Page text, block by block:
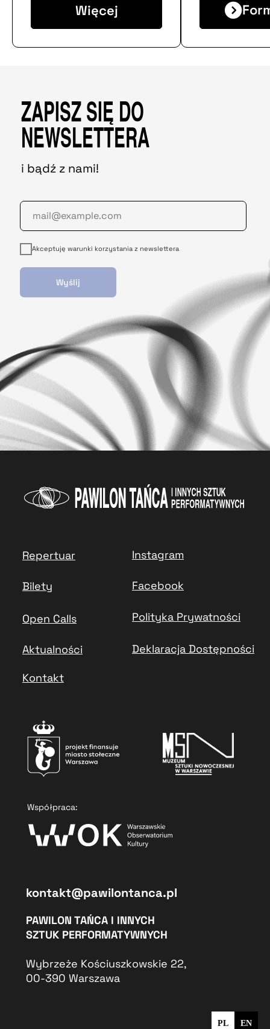
Więcej
ZAPISZ SIĘ DO
NEWSLETTERA
i bądź z nami!
Akceptuję warunki korzystania z newslettera
Wyślij
Repertuar
kontakt@pawilontanca.pl
PAWILON TAŃCA I INNYCH
SZTUK PERFORMATYWNYCH
Wybrzeże Kościuszkowskie 22,
00-390 Warszawa
Współpraca:
Bilety
Open Calls
Kontakt
Aktualności
Polityka Prywatności
Deklaracja Dostępności
Instagram
Facebook
PL EN